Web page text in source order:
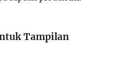
Tampilan